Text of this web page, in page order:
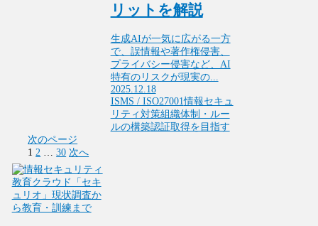
リットを解説
生成AIが一気に広がる一方
で、誤情報や著作権侵害、
プライバシー侵害など、AI
特有のリスクが現実の...
2025.12.18
ISMS / ISO27001情報セキュ
リティ対策組織体制・ルー
ルの構築認証取得を目指す
次のページ
1 2 30 次へ